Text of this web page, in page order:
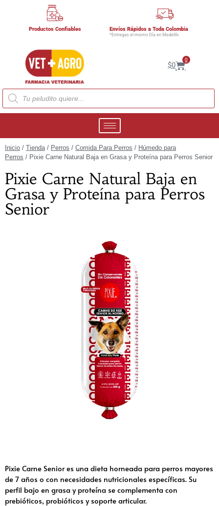
Productos Confiables Envíos Rápidos a Toda Colombia
*Entregas el mismo Día en Medellín
$0
0
Inicio / Tienda/ Perros / Comida Para Perros / Húmedo para
Perros / Pixie Carne Natural Baja en Grasa y Proteína para Perros Senior
Pixie Carne Natural Baja en
Grasa y Proteína para Perros
Senior
Pixie Carne Senior es una dieta horneada para perros mayores
de 7 años o con necesidades nutricionales específicas. Su
perfil bajo en grasa y proteína se complementa con
prebióticos, probióticos y soporte articular.